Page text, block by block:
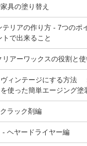
具の塗り替え
リアの作り方 - 7つのポ
で出来ること
アーワックスの役割と
ィンテージにする方法
使った簡単エージング塗
ラック剤編
ヘヤードライヤー編